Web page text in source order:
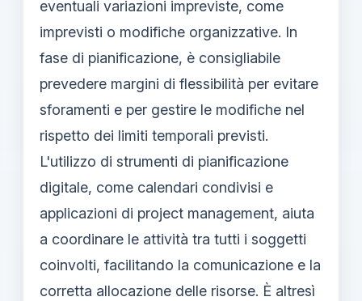
eventuali variazioni impreviste, come
imprevisti o modifiche organizzative. In
fase di pianificazione, è consigliabile
prevedere margini di flessibilità per evitare
sforamenti e per gestire le modifiche nel
rispetto dei limiti temporali previsti.
L'utilizzo di strumenti di pianificazione
digitale, come calendari condivisi e
applicazioni di project management, aiuta
a coordinare le attività tra tutti i soggetti
coinvolti, facilitando la comunicazione e la
corretta allocazione delle risorse. È altresì